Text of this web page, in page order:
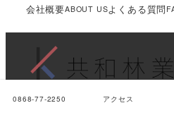
会社概要ABOUT USよくある質問
© 2016 KYOWA 共
0868-77-2250 アクセス